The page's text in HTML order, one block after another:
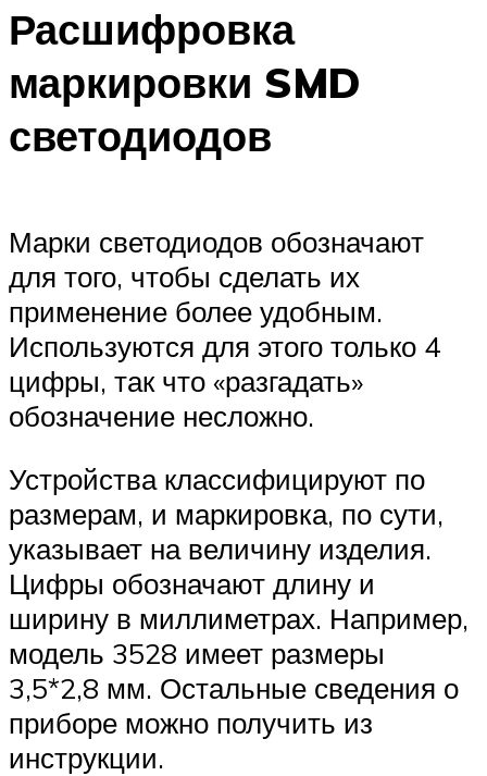
Расшифровка
маркировки SMD
светодиодов
Марки светодиодов обозначают
для того, чтобы сделать их
применение более удобным.
Используются для этого только 4
цифры, так что «разгадать»
обозначение несложно.
Устройства классифицируют по
размерам, и маркировка, по сути,
указывает на величину изделия.
Цифры обозначают длину и
ширину в миллиметрах. Например,
модель 3528 имеет размеры
3,5*2,8 мм. Остальные сведения о
приборе можно получить из
инструкции.